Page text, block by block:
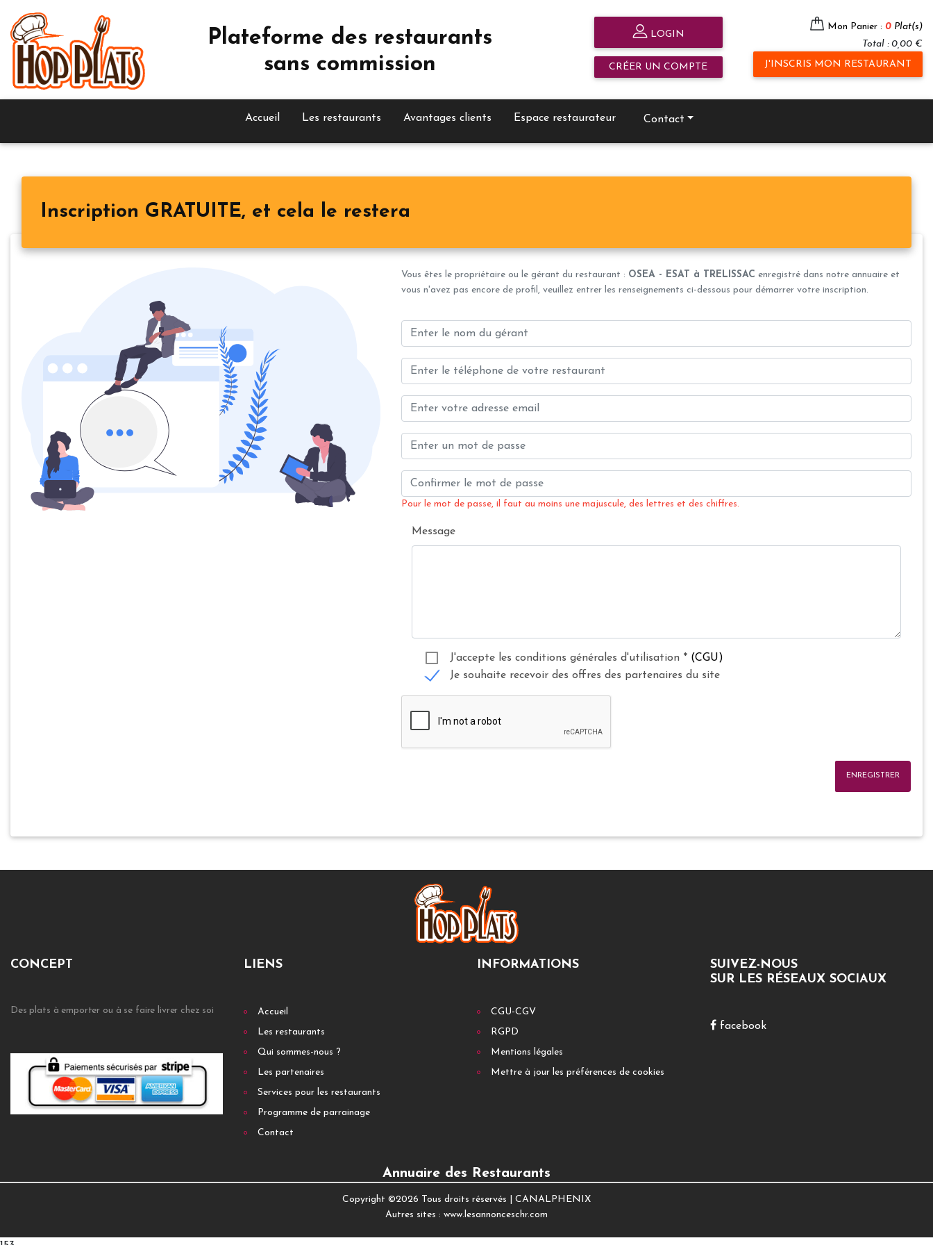
Plateforme des restaurants
sans commission
LOGIN
CRÉER UN COMPTE
Mon Panier : 0 Plat(s)
Total : 0,00 €
J'INSCRIS MON RESTAURANT
Accueil Les restaurants Avantages clients Espace restaurateur Contact
Inscription GRATUITE, et cela le restera
Vous êtes le propriétaire ou le gérant du restaurant : OSEA - ESAT à TRELISSAC enregistré dans notre annuaire et
vous n'avez pas encore de profil, veuillez entrer les renseignements ci-dessous pour démarrer votre inscription.
Pour le mot de passe, il faut au moins une majuscule, des lettres et des chiffres.
Message
J'accepte les conditions générales d'utilisation * (CGU)
Je souhaite recevoir des offres des partenaires du site
ENREGISTRER
CONCEPT
Des plats à emporter ou à se faire livrer chez soi
LIENS
Accueil
Les restaurants
Qui sommes-nous ?
Les partenaires
Services pour les restaurants
Programme de parrainage
Contact
INFORMATIONS
CGU-CGV
RGPD
Mentions légales
Mettre à jour les préférences de cookies
SUIVEZ-NOUS
SUR LES RÉSEAUX SOCIAUX
facebook
Annuaire des Restaurants
Copyright ©2026 Tous droits réservés | CANALPHENIX
Autres sites : www.lesannonceschr.com